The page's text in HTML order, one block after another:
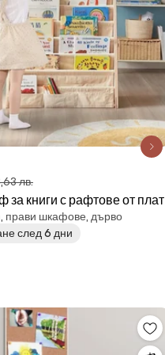
лв.
за книги с рафтове от плат
прави шкафове, дърво
след 6 дни